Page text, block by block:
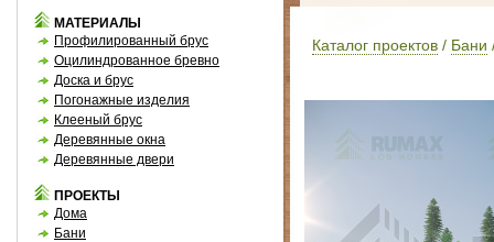
МАТЕРИАЛЫ
Профилированный брус
Оцилиндрованное бревно
Доска и брус
Погонажные изделия
Клееный брус
Деревянные окна
Деревянные двери
ПРОЕКТЫ
Дома
Бани
Каталог проектов / Бани